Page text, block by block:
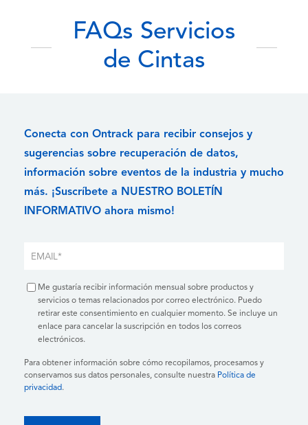
FAQs Servicios
de Cintas
Conecta con Ontrack para recibir consejos y
sugerencias sobre recuperación de datos,
información sobre eventos de la industria y mucho
más. ¡Suscríbete a NUESTRO BOLETÍN
INFORMATIVO ahora mismo!
Me gustaría recibir información mensual sobre productos y
servicios o temas relacionados por correo electrónico. Puedo
retirar este consentimiento en cualquier momento. Se incluye un
enlace para cancelar la suscripción en todos los correos
electrónicos.
Para obtener información sobre cómo recopilamos, procesamos y
conservamos sus datos personales, consulte nuestra Política de
privacidad.